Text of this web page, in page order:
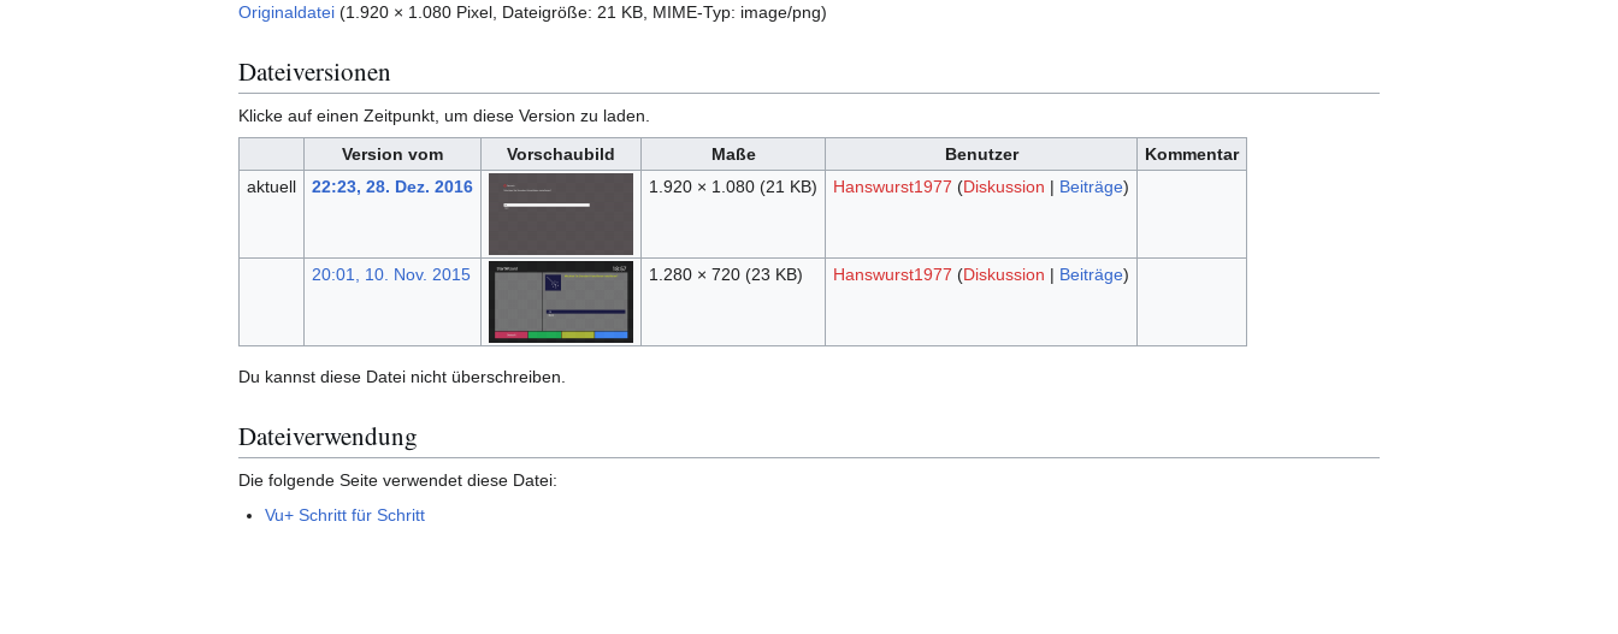
Originaldatei (1.920 × 1.080 Pixel, Dateigröße: 21 KB, MIME-Typ: image/png)
Dateiversionen
Klicke auf einen Zeitpunkt, um diese Version zu laden.
Version vom
Vorschaubild Maße Benutzer
Kommentar
aktuell
22:23, 28. Dez. 2016 1.920 × 1.080 (21 KB) Hanswurst1977 (Diskussion | Beiträge)
20:01, 10. Nov. 2015 1.280 × 720 (23 KB) Hanswurst1977 (Diskussion | Beiträge)
Du kannst diese Datei nicht überschreiben.
Dateiverwendung
Die folgende Seite verwendet diese Datei:
Vu+ Schritt für Schritt